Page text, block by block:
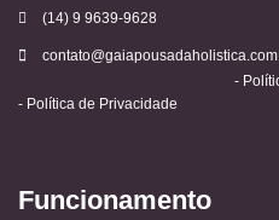
(14) 9 9639-9628
- Política de Privacidade
-
Funcionamento